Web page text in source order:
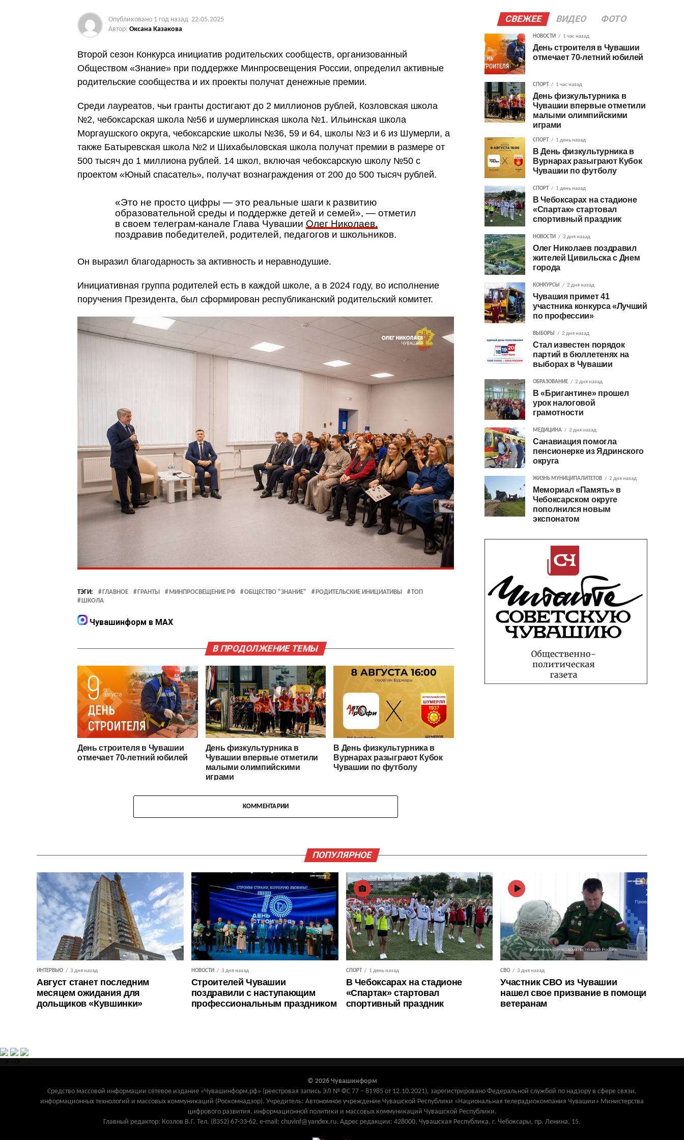
Опубликовано 1 год назад 22.05.2025
Автор: Оксана Казакова
Второй сезон Конкурса инициатив родительских сообществ, организованный
Обществом «Знание» при поддержке Минпросвещения России, определил активные
родительские сообщества и их проекты получат денежные премии.
Среди лауреатов, чьи гранты достигают до 2 миллионов рублей, Козловская школа
№2, чебоксарская школа №56 и шумерлинская школа №1. Ильинская школа
Моргаушского округа, чебоксарские школы №36, 59 и 64, школы №3 и 6 из Шумерли, а
также Батыревская школа №2 и Шихабыловская школа получат премии в размере от
500 тысяч до 1 миллиона рублей. 14 школ, включая чебоксарскую школу №50 с
проектом «Юный спасатель», получат вознаграждения от 200 до 500 тысяч рублей.
«Это не просто цифры — это реальные шаги к развитию
образовательной среды и поддержке детей и семей», — отметил
в своем телеграм-канале Глава Чувашии Олег Николаев,
поздравив победителей, родителей, педагогов и школьников.
Он выразил благодарность за активность и неравнодушие.
Инициативная группа родителей есть в каждой школе, а в 2024 году, во исполнение
поручения Президента, был сформирован республиканский родительский комитет.
ТЭГИ: ГЛАВНОЕ ГРАНТЫ МИНПРОСВЕЩЕНИЕ РФ ОБЩЕСТВО "ЗНАНИЕ" РОДИТЕЛЬСКИЕ ИНИЦИАТИВЫ
ТОП
ШКОЛА
Чувашинформ в MAX
В ПРОДОЛЖЕНИЕ ТЕМЫ
День строителя в Чувашии
отмечает 70-летний юбилей
День физкультурника в
Чувашии впервые отметили
малыми олимпийскими
играми
В День физкультурника в
Вурнарах разыграют Кубок
Чувашии по футболу
КОММЕНТАРИИ
СВЕЖЕЕ ВИДЕО ФОТО
НОВОСТИ 1 час назад
День строителя в Чувашии
отмечает 70-летний юбилей
СПОРТ 1 час назад
День физкультурника в
Чувашии впервые отметили
малыми олимпийскими
играми
СПОРТ 1 день назад
В День физкультурника в
Вурнарах разыграют Кубок
Чувашии по футболу
СПОРТ 1 день назад
В Чебоксарах на стадионе
«Спартак» стартовал
спортивный праздник
НОВОСТИ 2 дня назад
Олег Николаев поздравил
жителей Цивильска с Днем
города
КОНКУРСЫ 2 дня назад
Чувашия примет 41
участника конкурса «Лучший
по профессии»
ВЫБОРЫ 2 дня назад
Стал известен порядок
партий в бюллетенях на
выборах в Чувашии
ОБРАЗОВАНИЕ 2 дня назад
В «Бригантине» прошел
урок налоговой
грамотности
МЕДИЦИНА 2 дня назад
Санавиация помогла
пенсионерке из Ядринского
округа
ЖИЗНЬ МУНИЦИПАЛИТЕТОВ 2 дня назад
Мемориал «Память» в
Чебоксарском округе
пополнился новым
экспонатом
ПОПУЛЯРНОЕ
ИНТЕРВЬЮ 3 дня назад
Август станет последним
месяцем ожидания для
дольщиков «Кувшинки»
НОВОСТИ 3 дня назад
Строителей Чувашии
поздравили с наступающим
профессиональным праздником
СПОРТ 1 день назад
В Чебоксарах на стадионе
«Спартак» стартовал
спортивный праздник
СВО 3 дня назад
Участник СВО из Чувашии
нашел свое призвание в помощи
ветеранам
© 2026 Чувашинформ
Средство массовой информации сетевое издание «Чувашинформ.рф» (реестровая запись ЭЛ № ФС 77 – 81985 от 12.10.2021), зарегистрировано Федеральной службой по надзору в сфере связи,
информационных технологий и массовых коммуникаций (Роскомнадзор). Учредитель: Автономное учреждение Чувашской Республики «Национальная телерадиокомпания Чувашии» Министерства
цифрового развития, информационной политики и массовых коммуникаций Чувашской Республики.
Главный редактор: Козлов В.Г. Тел. (8352) 67-33-62, e-mail: chuvinf@yandex.ru. Адрес редакции: 428000, Чувашская Республика, г. Чебоксары, пр. Ленина, 15.